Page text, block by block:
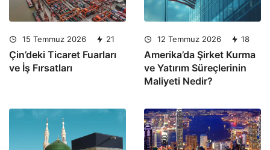
15 Temmuz 2026 21
Çin’deki Ticaret Fuarları
ve İş Fırsatları
12 Temmuz 2026 18
Amerika’da Şirket Kurma
ve Yatırım Süreçlerinin
Maliyeti Nedir?